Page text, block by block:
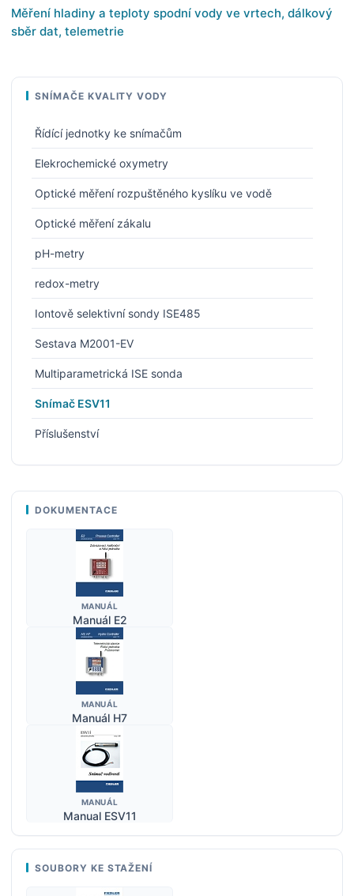
Měření hladiny a teploty spodní vody ve vrtech, dálkový
sběr dat, telemetrie
SNÍMAČE KVALITY VODY
Řídící jednotky ke snímačům
Elekrochemické oxymetry
Optické měření rozpuštěného kyslíku ve vodě
Optické měření zákalu
pH-metry
redox-metry
Iontově selektivní sondy ISE485
Sestava M2001-EV
Multiparametrická ISE sonda
Snímač ESV11
Příslušenství
DOKUMENTACE
MANUÁL
Manuál E2
MANUÁL
Manuál H7
MANUÁL
Manual ESV11
SOUBORY KE STAŽENÍ